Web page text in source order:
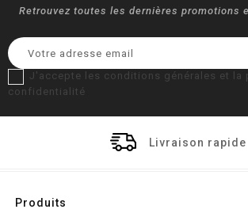
Retrouvez toutes les dernières promotions
J'accepte les conditions générales et la
confidentialité
Livraison rapide
Produits